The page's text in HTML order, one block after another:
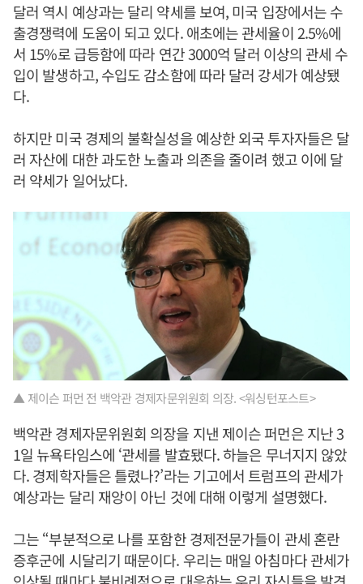
달러 역시 예상과는 달리 약세를 보여, 미국 입장에서는 수
출경쟁력에 도움이 되고 있다. 애초에는 관세율이 2.5%에
서 15%로 급등함에 따라 연간 3000억 달러 이상의 관세 수
입이 발생하고, 수입도 감소함에 따라 달러 강세가 예상됐
다.
하지만 미국 경제의 불확실성을 예상한 외국 투자자들은 달
러 자산에 대한 과도한 노출과 의존을 줄이려 했고 이에 달
러 약세가 일어났다.
▲ 제이슨 퍼먼 전 백악관 경제자문위원회 의장. <워싱턴포스트>
백악관 경제자문위원회 의장을 지낸 제이슨 퍼먼은 지난 3
1일 뉴욕타임스에 ‘관세를 발효됐다. 하늘은 무너지지 않았
다. 경제학자들은 틀렸나?’라는 기고에서 트럼프의 관세가
예상과는 달리 재앙이 아닌 것에 대해 이렇게 설명했다.
그는 “부분적으로 나를 포함한 경제전문가들이 관세 혼란
증후군에 시달리기 때문이다. 우리는 매일 아침마다 관세가